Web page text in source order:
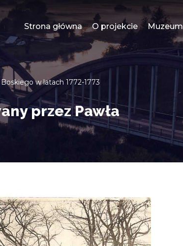
Strona główna O projekcie Muzeum
w latach 1772-1773
przez Pawła